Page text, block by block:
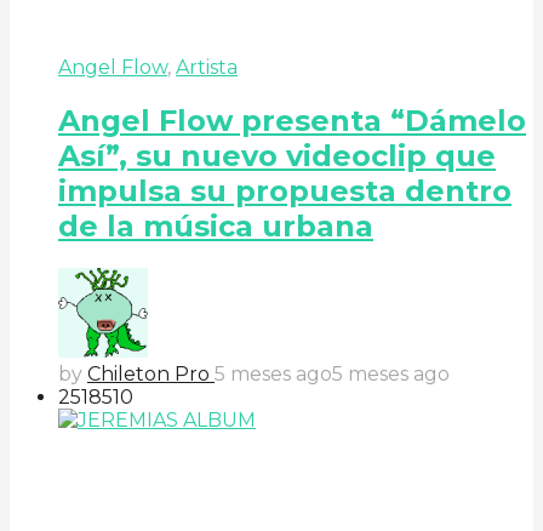
Angel Flow, Artista
Angel Flow presenta “Dámelo
Así”, su nuevo videoclip que
impulsa su propuesta dentro
de la música urbana
by Chileton Pro 5 meses ago5 meses ago
2518510